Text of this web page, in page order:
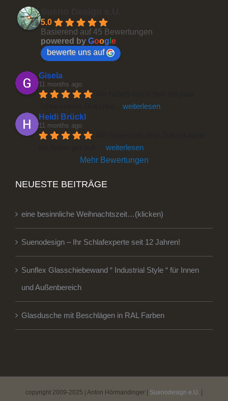
5.0
Basierend auf 45 Bewertungen
powered by Goog e
bewerte uns auf
Gisela
11 months ago
weiterlesen
Heidi Brückl
11 months ago
weiterlesen
Mehr Bewertungen
NEUESTE BEITRÄGE
eine besinnliche Weihnachtszeit…(klicken)
Suenodesign – Ihr Schlafexperte seit 12 Jahren!
Sunflex Glasschiebewand “ Industrial Style “ für Innen
und Außenbereich
Glasdusche mit Beschlägen in RAL Farben
copyright 2009-2025 | Anton Hörmandinger | Suenodesign e.U. |